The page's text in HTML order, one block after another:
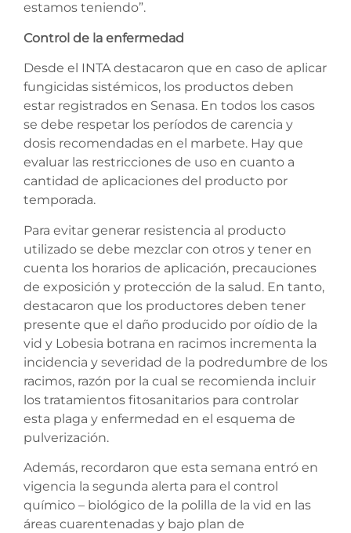
estamos teniendo”.
Control de la enfermedad
Desde el INTA destacaron que en caso de aplicar
fungicidas sistémicos, los productos deben
estar registrados en Senasa. En todos los casos
se debe respetar los períodos de carencia y
dosis recomendadas en el marbete. Hay que
evaluar las restricciones de uso en cuanto a
cantidad de aplicaciones del producto por
temporada.
Para evitar generar resistencia al producto
utilizado se debe mezclar con otros y tener en
cuenta los horarios de aplicación, precauciones
de exposición y protección de la salud. En tanto,
destacaron que los productores deben tener
presente que el daño producido por oídio de la
vid y Lobesia botrana en racimos incrementa la
incidencia y severidad de la podredumbre de los
racimos, razón por la cual se recomienda incluir
los tratamientos fitosanitarios para controlar
esta plaga y enfermedad en el esquema de
pulverización.
Además, recordaron que esta semana entró en
vigencia la segunda alerta para el control
químico – biológico de la polilla de la vid en las
áreas cuarentenadas y bajo plan de